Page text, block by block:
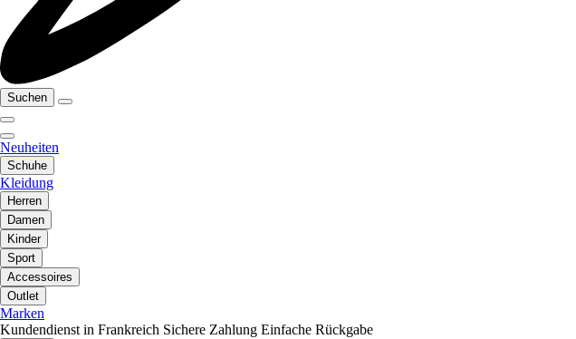
Suchen
Neuheiten
Schuhe
Kleidung
Herren
Damen
Kinder
Sport
Accessoires
Outlet
Marken
Kundendienst in Frankreich Sichere Zahlung Einfache Rückgabe